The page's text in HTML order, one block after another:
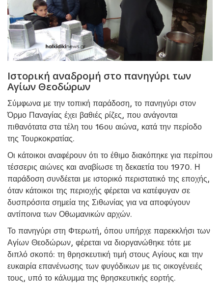
Ιστορική αναδρομή στο πανηγύρι των
Αγίων Θεοδώρων
Σύμφωνα με την τοπική παράδοση, το πανηγύρι στον
Όρμο Παναγίας έχει βαθιές ρίζες, που ανάγονται
πιθανότατα στα τέλη του 16ου αιώνα, κατά την περίοδο
της Τουρκοκρατίας.
Οι κάτοικοι αναφέρουν ότι το έθιμο διακόπηκε για περίπου
τέσσερις αιώνες και αναβίωσε τη δεκαετία του 1970. Η
παράδοση συνδέεται με ιστορικό περιστατικό της εποχής,
όταν κάτοικοι της περιοχής φέρεται να κατέφυγαν σε
δυσπρόσιτα σημεία της Σιθωνίας για να αποφύγουν
αντίποινα των Οθωμανικών αρχών.
Το πανηγύρι στη Φτερωτή, όπου υπήρχε παρεκκλήσι των
Αγίων Θεοδώρων, φέρεται να διοργανώθηκε τότε με
διπλό σκοπό: τη θρησκευτική τιμή στους Αγίους και την
ευκαιρία επανένωσης των φυγόδικων με τις οικογένειές
τους, υπό το κάλυμμα της θρησκευτικής εορτής.